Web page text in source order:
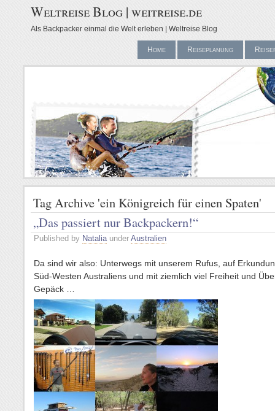
Weltreise Blog | weitreise.de
Als Backpacker einmal die Welt erleben | Weltreise Blog
Home Reiseplanung
Tag Archive 'ein Königreich für einen Spaten'
„Das passiert nur Backpackern!“
Published by Nataliaunder Australien
Da sind wir also: Unterwegs mit unserem Rufus, auf
Süd-Westen Australiens und mit ziemlich viel Freiheit und
Gepäck …